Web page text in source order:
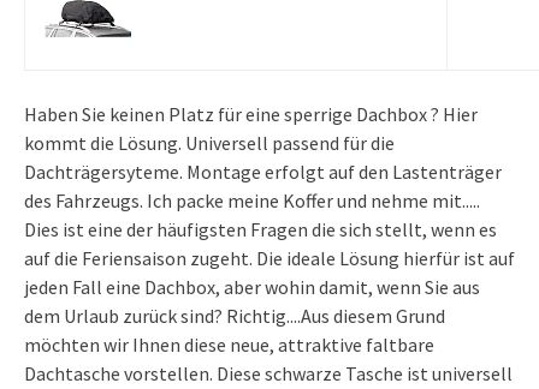
Haben Sie keinen Platz für eine sperrige Dachbox ? Hier
kommt die Lösung. Universell passend für die
Dachträgersyteme. Montage erfolgt auf den Lastenträger
des Fahrzeugs. Ich packe meine Koffer und nehme mit.....
Dies ist eine der häufigsten Fragen die sich stellt, wenn es
auf die Feriensaison zugeht. Die ideale Lösung hierfür ist auf
jeden Fall eine Dachbox, aber wohin damit, wenn Sie aus
dem Urlaub zurück sind? Richtig....Aus diesem Grund
möchten wir Ihnen diese neue, attraktive faltbare
Dachtasche vorstellen. Diese schwarze Tasche ist universell